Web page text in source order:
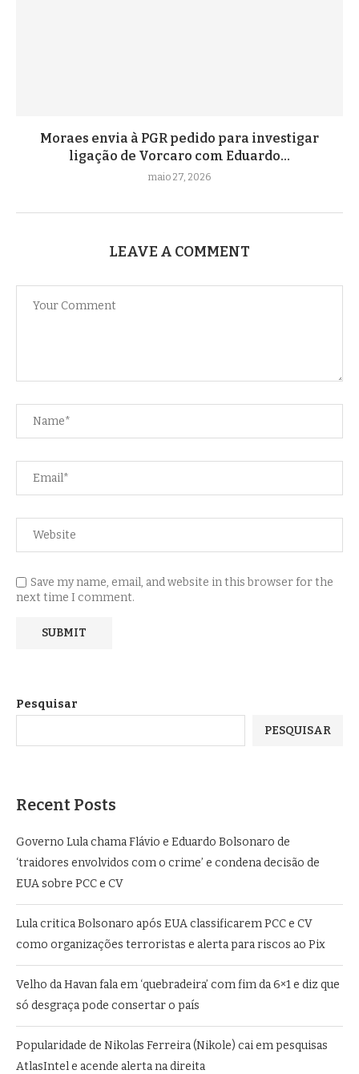
Moraes envia à PGR pedido para investigar
ligação de Vorcaro com Eduardo...
maio 27, 2026
LEAVE A COMMENT
Save my name, email, and website in this browser for the
next time I comment.
Pesquisar
PESQUISAR
Recent Posts
Governo Lula chama Flávio e Eduardo Bolsonaro de
‘traidores envolvidos com o crime’ e condena decisão de
EUA sobre PCC e CV
Lula critica Bolsonaro após EUA classificarem PCC e CV
como organizações terroristas e alerta para riscos ao Pix
Velho da Havan fala em ‘quebradeira’ com fim da 6×1 e diz que
só desgraça pode consertar o país
Popularidade de Nikolas Ferreira (Nikole) cai em pesquisas
AtlasIntel e acende alerta na direita